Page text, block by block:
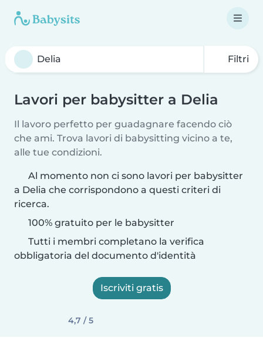
Filtri
Lavori per babysitter a Delia
Il lavoro perfetto per guadagnare facendo ciò
che ami. Trova lavori di babysitting vicino a te,
alle tue condizioni.
Al momento non ci sono lavori per babysitter
a Delia che corrispondono a questi criteri di
ricerca.
100% gratuito per le babysitter
Tutti i membri completano la verifica
obbligatoria del documento d'identità
Iscriviti gratis
4,7 / 5